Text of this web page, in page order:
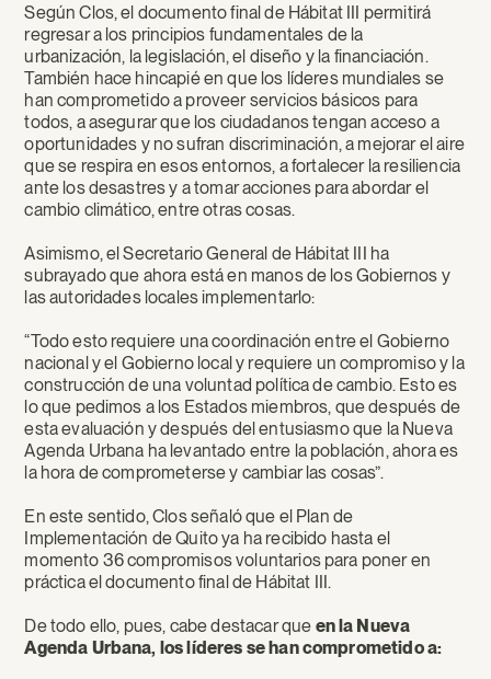
Según Clos, el documento final de Hábitat III permitirá
regresar a los principios fundamentales de la
urbanización, la legislación, el diseño y la financiación.
También hace hincapié en que los líderes mundiales se
han comprometido a proveer servicios básicos para
todos, a asegurar que los ciudadanos tengan acceso a
oportunidades y no sufran discriminación, a mejorar el aire
que se respira en esos entornos, a fortalecer la resiliencia
ante los desastres y a tomar acciones para abordar el
cambio climático, entre otras cosas.
Asimismo, el Secretario General de Hábitat III ha
subrayado que ahora está en manos de los Gobiernos y
las autoridades locales implementarlo:
“Todo esto requiere una coordinación entre el Gobierno
nacional y el Gobierno local y requiere un compromiso y la
construcción de una voluntad política de cambio. Esto es
lo que pedimos a los Estados miembros, que después de
esta evaluación y después del entusiasmo que la Nueva
Agenda Urbana ha levantado entre la población, ahora es
la hora de comprometerse y cambiar las cosas”.
En este sentido, Clos señaló que el Plan de
Implementación de Quito ya ha recibido hasta el
momento 36 compromisos voluntarios para poner en
práctica el documento final de Hábitat III.
De todo ello, pues, cabe destacar que en la Nueva
Agenda Urbana, los líderes se han comprometido a: